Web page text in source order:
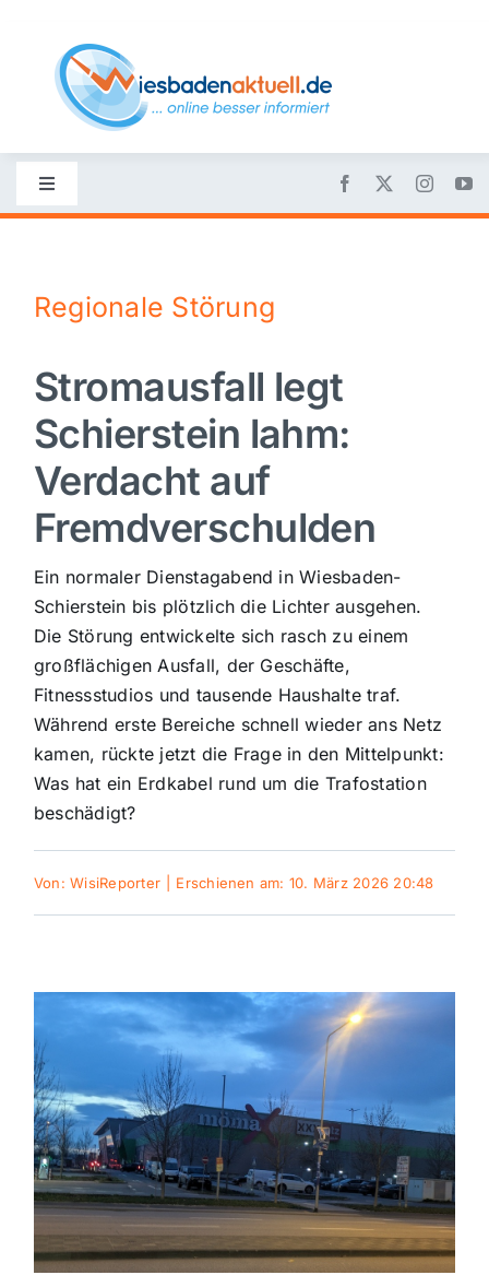
content
Toggle
Navigation
Nachrichten
Politik
Wirtschaft
Sport
Kultur
Panorama
Mein Stadtteil
Galerie
Verkehrsmeldungen
Themen und Termine
Gewinnspiele
Regionale Störung
Stromausfall legt
Schierstein lahm:
Verdacht auf
Fremdverschulden
Ein normaler Dienstagabend in Wiesbaden-
Schierstein bis plötzlich die Lichter ausgehen.
Die Störung entwickelte sich rasch zu einem
großflächigen Ausfall, der Geschäfte,
Fitnessstudios und tausende Haushalte traf.
Während erste Bereiche schnell wieder ans Netz
kamen, rückte jetzt die Frage in den Mittelpunkt:
Was hat ein Erdkabel rund um die Trafostation
beschädigt?
Von:WisiReporter Erschienen am: 10. März 2026 20:48